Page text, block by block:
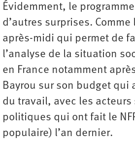
Évidemment, le
d’autres surprises.
après-midi qui permet de
l’analyse de la situation
en France notamment
Bayrou sur son budget qui
du travail, avec les
politiques qui ont fait le
populaire) l’an dernier.